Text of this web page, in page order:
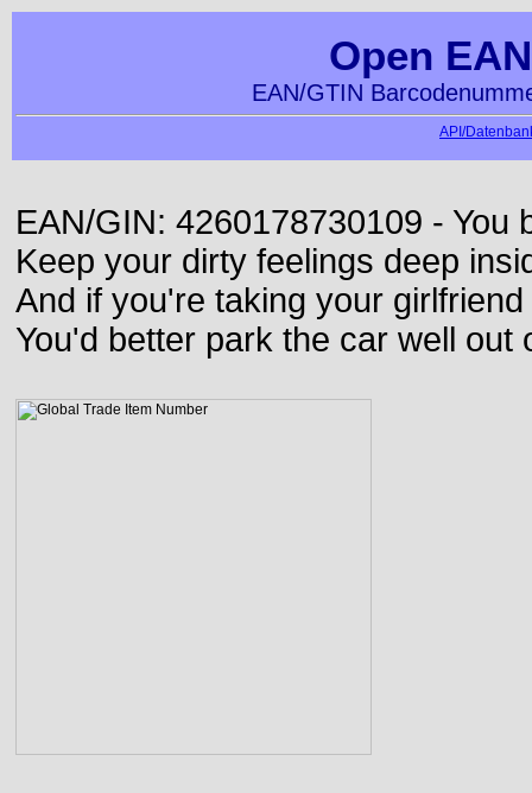
Open
EAN/GTIN
API/
EAN/GIN: 4260178730109 - You
Keep your dirty feelings deep
And if you're taking your
You'd better park the car well out